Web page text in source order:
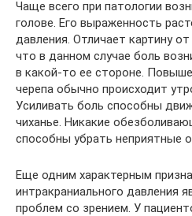
Чаще всего при патологии
голове. Его выраженность
давления. Отличает картину
что в данном случае боль
в какой-то ее стороне.
черепа обычно происходит
Усиливать боль способны
чиханье. Никакие
способны убрать неприятные
Еще одним характерным
интракраниального давления
проблем со зрением. У